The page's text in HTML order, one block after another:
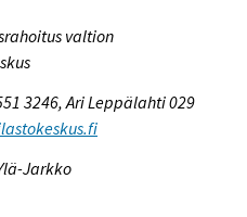
valtion
3246, Ari Leppälahti 029
Jarkko